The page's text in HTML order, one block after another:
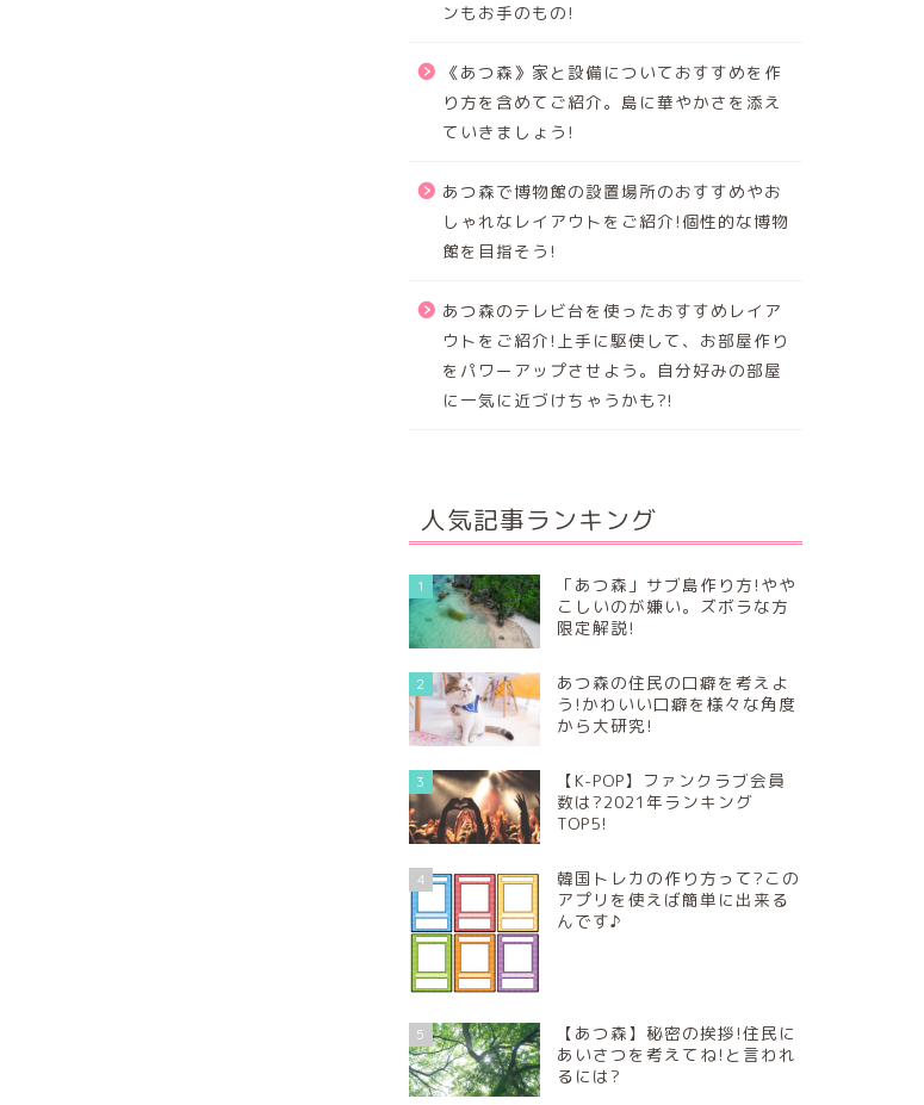
ンもお手のもの!
《あつ森》家と設備についておすすめを作
り方を含めてご紹介。島に華やかさを添え
ていきましょう!
あつ森で博物館の設置場所のおすすめやお
しゃれなレイアウトをご紹介!個性的な博物
館を目指そう!
あつ森のテレビ台を使ったおすすめレイア
ウトをご紹介!上手に駆使して、お部屋作り
をパワーアップさせよう。自分好みの部屋
に一気に近づけちゃうかも?!
人気記事ランキング
1
「あつ森」サブ島作り方!やや
こしいのが嫌い。ズボラな方
限定解説!
2
あつ森の住民の口癖を考えよ
う!かわいい口癖を様々な角度
から大研究!
3
【K-POP】ファンクラブ会員
数は?2021年ランキング
TOP5!
4
韓国トレカの作り方って?この
アプリを使えば簡単に出来る
んです♪
5
【あつ森】秘密の挨拶!住民に
あいさつを考えてね!と言われ
るには?